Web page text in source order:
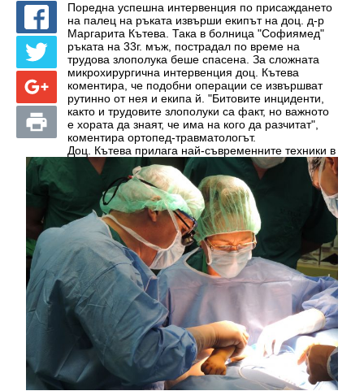
Поредна успешна интервенция по присаждането
на палец на ръката извърши екипът на доц. д-р
Маргарита Кътева. Така в болница "Софиямед"
ръката на 33г. мъж, пострадал по време на
трудова злополука беше спасена. За сложната
микрохирургична интервенция доц. Кътева
коментира, че подобни операции се извършват
рутинно от нея и екипа й. "Битовите инциденти,
както и трудовите злополуки са факт, но важното
е хората да знаят, че има на кого да разчитат",
коментира ортопед-травматологът.
Доц. Кътева прилага най-съвременните техники в